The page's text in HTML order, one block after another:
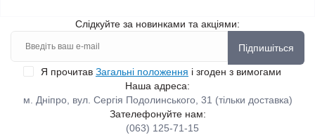
Слідкуйте за новинками та акціями:
Підпишіться
Я прочитав Загальні положення і згоден з вимогами
Наша адреса:
м. Дніпро, вул. Сергія Подолинського, 31 (тільки доставка)
Зателефонуйте нам:
(063) 125-71-15